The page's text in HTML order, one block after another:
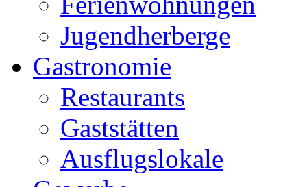
Jugendherberge
Gastronomie
Restaurants
Gaststätten
Ausflugslokale